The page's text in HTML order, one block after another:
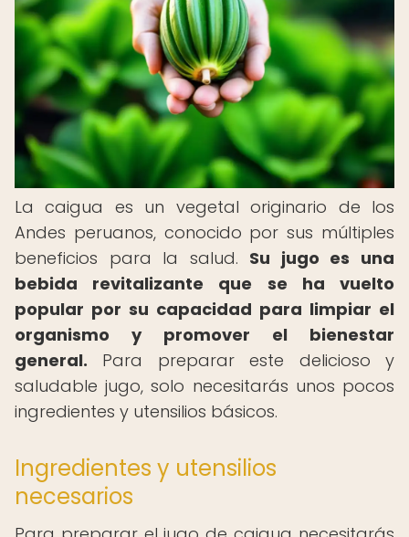
La caigua es un vegetal originario de los
Andes peruanos, conocido por sus múltiples
beneficios para la salud. Su jugo es una
bebida revitalizante que se ha vuelto
popular por su capacidad para limpiar el
organismo y promover el bienestar
general. Para preparar este delicioso y
saludable jugo, solo necesitarás unos pocos
ingredientes y utensilios básicos.
Ingredientes y utensilios
necesarios